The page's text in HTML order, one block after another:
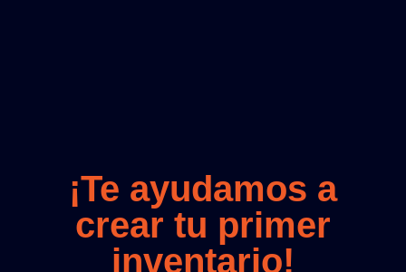
¡Te ayudamos a
crear tu primer
inventario!